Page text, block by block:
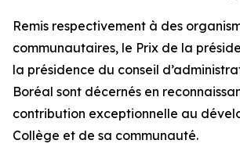
Remis respectivement à des
communautaires, le Prix de la
la présidence du conseil
Boréal sont décernés en
contribution exceptionnelle au
Collège et de sa communauté.